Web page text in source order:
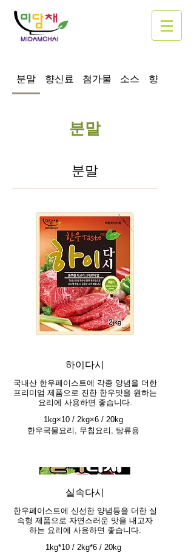
분말 향신료 첨가물 소스 향미유
분말
분말
하이다시
국내산 한우페이스트에 각종 양념을 더한
프리미엄 제품으로 진한 한우맛을 원하는
요리에 사용하면 좋습니다.
1kg×10 / 2kg×6 / 20kg
한우국물요리, 무침요리, 탕류용
실속다시
한우페이스트에 신선한 양념등을 더한 실
속형 제품으로 자연스러운 맛을 내고자
하는 요리에 사용하면 좋습니다.
1kg*10 / 2kg*6 / 20kg